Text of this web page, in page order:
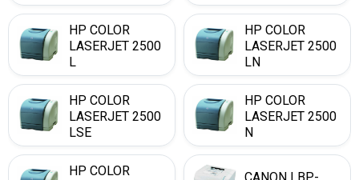
HP COLOR
LASERJET 2500
L
HP COLOR
LASERJET 2500
LN
HP COLOR
LASERJET 2500
LSE
HP COLOR
LASERJET 2500
N
HP COLOR